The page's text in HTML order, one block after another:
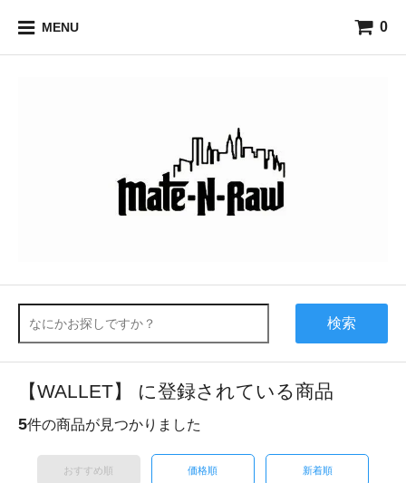
MENU 0
検索
【WALLET】 に登録されている商品
5件の商品が見つかりました
おすすめ順 価格順 新着順